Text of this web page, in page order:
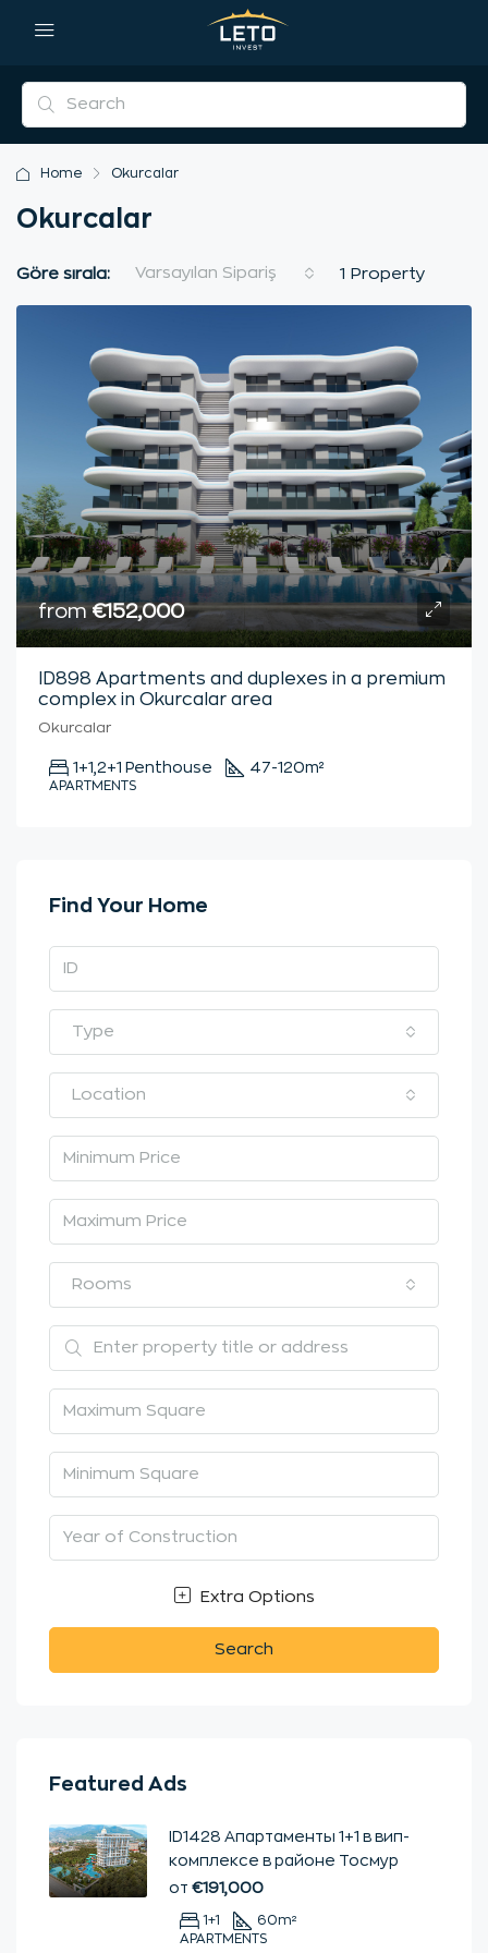
Home Okurcalar
Okurcalar
1 Property
Göre sırala: Varsayılan Sipariş
from€152,000
ID898 Apartments and duplexes in a premium
complex in Okurcalar area
Okurcalar
1+1,2+1 Penthouse 47-120m²
APARTMENTS
Find Your Home
Type
Location
Rooms
Extra Options
Search
Featured Ads
ID1428 Апартаменты 1+1 в вип-
комплексе в районе Тосмур
от €191,000
1+1 60m²
APARTMENTS